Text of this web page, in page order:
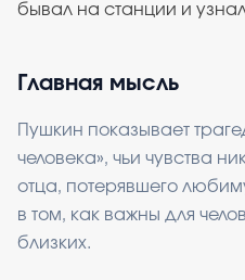
бывал на станции и
Главная мысль
Пушкин показывает
человека», чьи чувства
отца, потерявшего
в том, как важны для
близких.